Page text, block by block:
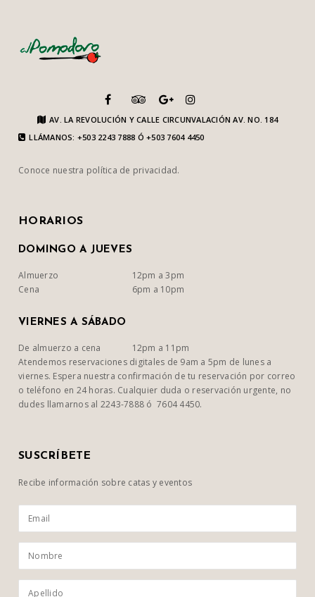
AV. LA REVOLUCIÓN Y CALLE CIRCUNVALACIÓN AV. NO. 184
LLÁMANOS: +503 2243 7888 Ó +503 7604 4450
Conoce nuestra política de privacidad.
HORARIOS
DOMINGO A JUEVES
Almuerzo
12pm a 3pm
Cena
6pm a 10pm
VIERNES A SÁBADO
De almuerzo a cena
12pm a 11pm
Atendemos reservaciones digitales de 9am a 5pm de lunes a
viernes. Espera nuestra confirmación de tu reservación por correo
o teléfono en 24 horas. Cualquier duda o reservación urgente, no
dudes llamarnos al 2243-7888 ó 7604 4450.
SUSCRÍBETE
Recibe información sobre catas y eventos